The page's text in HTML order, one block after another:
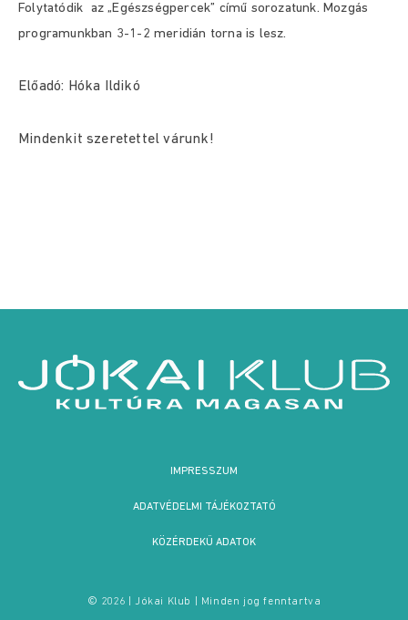
Folytatódik az „Egészségpercek” című sorozatunk. Mozgás
programunkban 3-1-2 meridián torna is lesz.
Előadó: Hóka Ildikó
Mindenkit szeretettel várunk!
IMPRESSZUM
ADATVÉDELMI TÁJÉKOZTATÓ
KÖZÉRDEKŰ ADATOK
© 2026 | Jókai Klub | Minden jog fenntartva